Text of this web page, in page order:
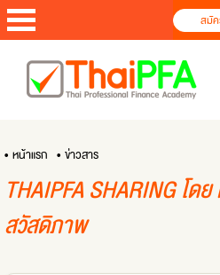
สมั
• หน้าแรก • ข่าวสาร
THAIPFA SHARING โ
สวัสดิภาพ